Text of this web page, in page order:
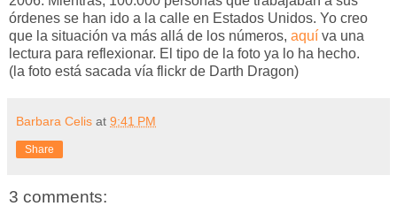
órdenes se han ido a la calle en Estados Unidos. Yo creo
que la situación va más allá de los números, aquí va una
lectura para reflexionar. El tipo de la foto ya lo ha hecho.
(la foto está sacada vía flickr de Darth Dragon)
Barbara Celis at 9:41 PM
Share
3 comments: